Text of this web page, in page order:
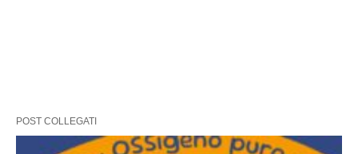
POST COLLEGATI